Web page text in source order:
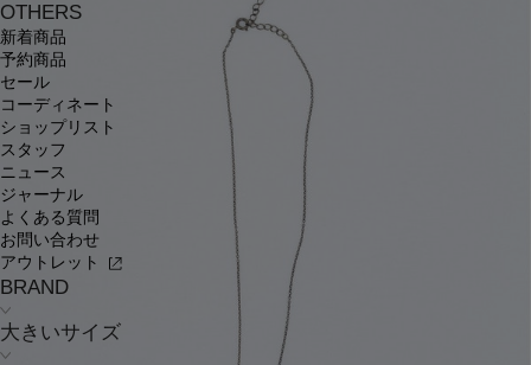
OTHERS
新着商品
予約商品
セール
コーディネート
ショップリスト
スタッフ
ニュース
ジャーナル
よくある質問
お問い合わせ
アウトレット
BRAND
大きいサイズ